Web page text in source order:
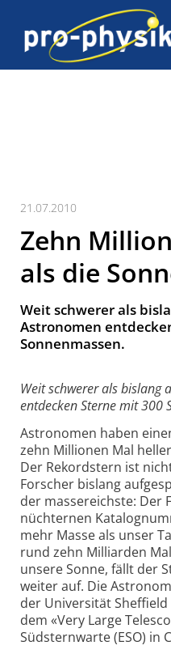
21.07.2010
Zehn
als die
Weit schwerer als
Astronomen
Sonnenmassen.
Weit schwerer als bislang
entdecken Sterne mit 300
Astronomen haben
zehn Millionen Mal
Der Rekordstern ist
Forscher bislang
der massereichste: Der
nüchternen
mehr Masse als unser
rund zehn Milliarden
unsere Sonne, fällt der
weiter auf. Die
der Universität
dem «Very Large
Südsternwarte (ESO) in